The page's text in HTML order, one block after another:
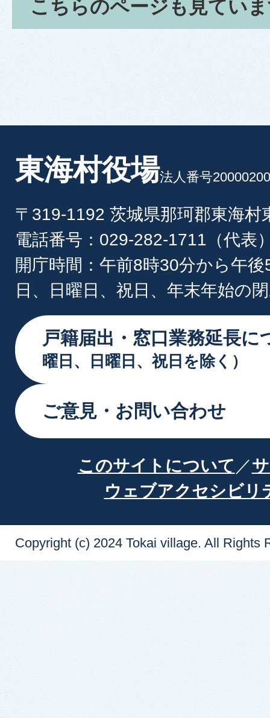
こちらのページも見てい
東海村役場法人番号
〒319-1192 茨城県那珂郡東海村
電話番号：029-282-1711（代表
開庁時間：午前8時30分から午
日、日曜日、祝日、年末年始の
戸籍届出・窓口業務延長に
曜日、日曜日、祝日を除く）
ご意見・お問い合わせ
このサイトについて
ウェブアクセシビリ
Copyright (c) 2024 Tokai village. All Rights